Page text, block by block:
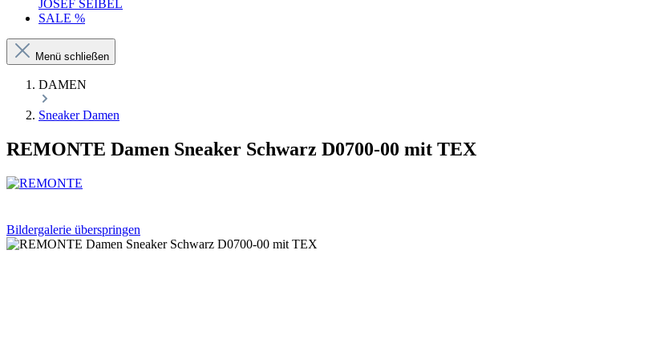
JOSEF SEIBEL
SALE %
Menü schließen
DAMEN
Sneaker Damen
REMONTE Damen Sneaker Schwarz D0700-00 mit TEX
Bildergalerie überspringen